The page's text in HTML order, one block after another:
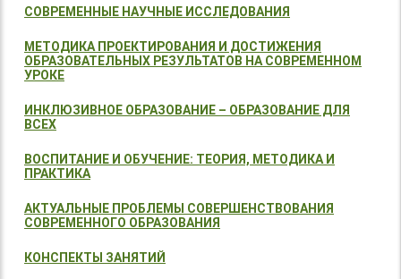
СОВРЕМЕННЫЕ НАУЧНЫЕ ИССЛЕДОВАНИЯ
МЕТОДИКА ПРОЕКТИРОВАНИЯ И ДОСТИЖЕНИЯ
ОБРАЗОВАТЕЛЬНЫХ РЕЗУЛЬТАТОВ НА СОВРЕМЕННОМ
УРОКЕ
ИНКЛЮЗИВНОЕ ОБРАЗОВАНИЕ – ОБРАЗОВАНИЕ ДЛЯ
ВСЕХ
ВОСПИТАНИЕ И ОБУЧЕНИЕ: ТЕОРИЯ, МЕТОДИКА И
ПРАКТИКА
АКТУАЛЬНЫЕ ПРОБЛЕМЫ СОВЕРШЕНСТВОВАНИЯ
СОВРЕМЕННОГО ОБРАЗОВАНИЯ
КОНСПЕКТЫ ЗАНЯТИЙ